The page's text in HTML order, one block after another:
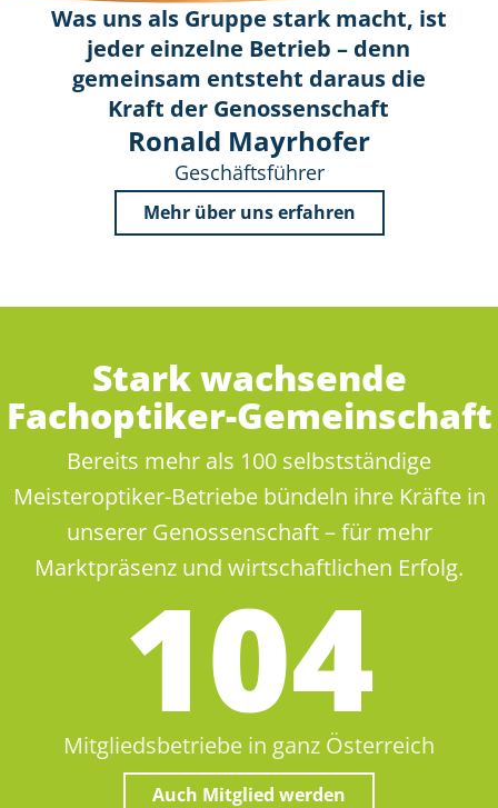
Was uns als Gruppe stark macht, ist
jeder einzelne Betrieb – denn
gemeinsam entsteht daraus die
Kraft der Genossenschaft
Ronald Mayrhofer
Geschäftsführer
Mehr über uns erfahren
Stark wachsende
Fachoptiker-Gemeinschaft
Bereits mehr als 100 selbstständige
Meisteroptiker-Betriebe bündeln ihre Kräfte in
unserer Genossenschaft – für mehr
Marktpräsenz und wirtschaftlichen Erfolg.
105
Mitgliedsbetriebe in ganz Österreich
Auch Mitglied werden